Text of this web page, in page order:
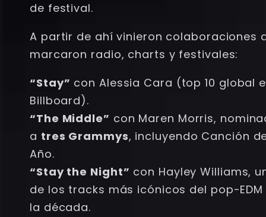
de festival.
A partir de ahí vinieron colaboraciones
marcaron radio, charts y festivales:
“Stay” con Alessia Cara (top 10 global
Billboard).
“The Middle” con Maren Morris,
a tres Grammys, incluyendo Canción
Año.
“Stay the Night” con Hayley Williams,
de los tracks más icónicos del pop-
la década.